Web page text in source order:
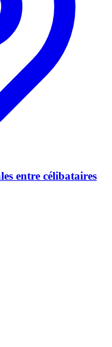
entre célibataires